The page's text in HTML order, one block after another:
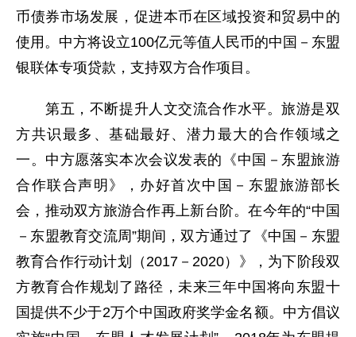
币债券市场发展，促进本币在区域投资和贸易中的
使用。中方将设立100亿元等值人民币的中国－东盟
银联体专项贷款，支持双方合作项目。
第五，不断提升人文交流合作水平。旅游是双
方共识最多、基础最好、潜力最大的合作领域之
一。中方愿落实本次会议发表的《中国－东盟旅游
合作联合声明》，办好首次中国－东盟旅游部长
会，推动双方旅游合作再上新台阶。在今年的“中国
－东盟教育交流周”期间，双方通过了《中国－东盟
教育合作行动计划（2017－2020）》，为下阶段双
方教育合作规划了路径，未来三年中国将向东盟十
国提供不少于2万个中国政府奖学金名额。中方倡议